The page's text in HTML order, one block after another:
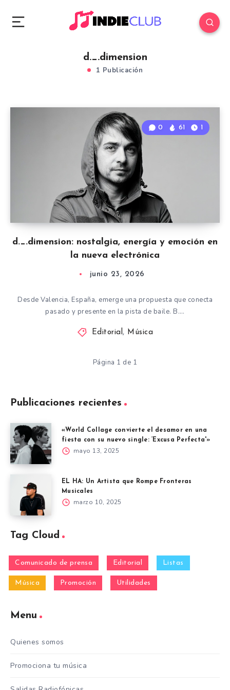
d._.dimension
1 Publicación
d._.dimension: nostalgia, energía y emoción en
la nueva electrónica
0 61 1
junio 23, 2026
Desde Valencia, España, emerge una propuesta que conecta
pasado y presente en la pista de baile. B….
Editorial, Música
Página 1 de 1
Publicaciones recientes
«World Collage convierte el desamor en una
fiesta con su nuevo single: ‘Excusa Perfecta'»
mayo 13, 2025
EL HA: Un Artista que Rompe Fronteras
Musicales
marzo 10, 2025
Tag Cloud
Comunicado de prensa Editorial Listas
Música Promoción Utilidades
Menu
Quienes somos
Promociona tu música